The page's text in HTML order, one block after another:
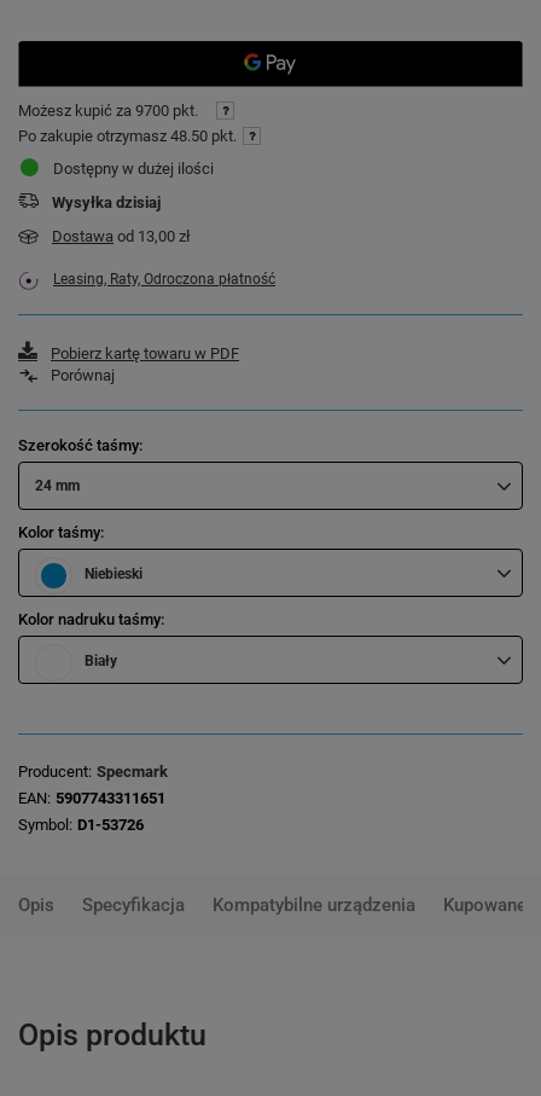
Możesz kupić za 9700 pkt.
Po zakupie otrzymasz 48.50 pkt.
Dostępny w dużej ilości
Wysyłka dzisiaj
Dostawa od 13,00 zł
Leasing, Raty, Odroczona płatność
Pobierz kartę towaru w PDF
Porównaj
Szerokość taśmy
24 mm
Kolor taśmy
Niebieski
Kolor nadruku taśmy
Biały
Producent Specmark
EAN 5907743311651
Symbol D1-53726
Opis Specyfikacja Kompatybilne urządzenia Kupowane
Opis produktu